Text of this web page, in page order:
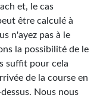
et, le cas
être calculé à
n'ayez pas à le
la possibilité de le
suffit pour cela
de la course en
Nous nous